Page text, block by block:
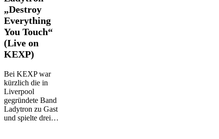
„Destroy
Everything
You
Touch“
(Live
on
„Destroy
Everything
You Touch“
(Live on
KEXP)
Bei KEXP war
kürzlich die in
Liverpool
gegründete Band
Ladytron zu Gast
und spielte drei…